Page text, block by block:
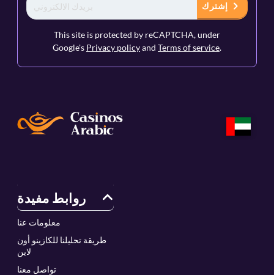
إشترك
This site is protected by reCAPTCHA, under
Google's Privacy policyand Terms of service.
روابط مفيدة
معلومات عنا
طريقة تحليلنا للكازينو أون
لاين
تواصل معنا